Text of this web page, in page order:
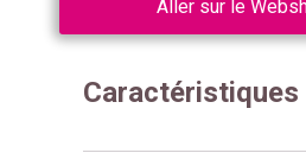
Aller sur le
Caractéristiques